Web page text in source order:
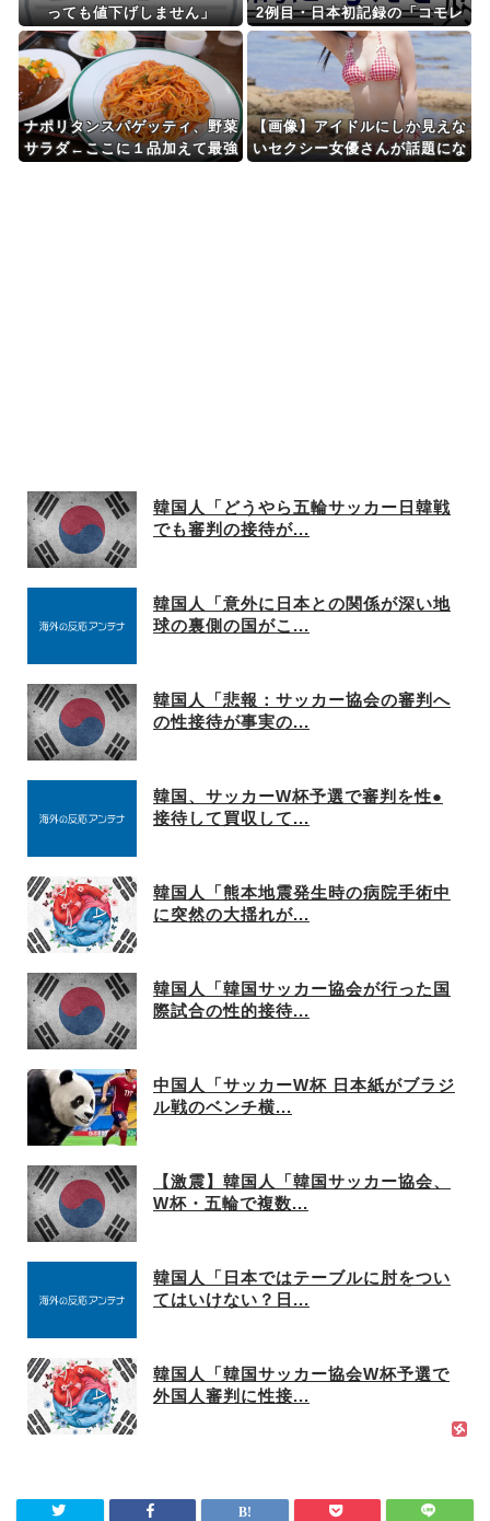
っても値下げしません」
2例目・日本初記録の「コモレ
ビアゴアマダイ」発見
ナポリタンスパゲッティ、野菜
サラダ←ここに１品加えて最強
【画像】アイドルにしか見えな
いセクシー女優さんが話題にな
韓国人「どうやら五輪サッカー日韓戦
でも審判の接待が...
韓国人「意外に日本との関係が深い地
球の裏側の国がこ...
韓国人「悲報：サッカー協会の審判へ
の性接待が事実の...
韓国、サッカーW杯予選で審判を性●
接待して買収して...
韓国人「熊本地震発生時の病院手術中
に突然の大揺れが...
韓国人「韓国サッカー協会が行った国
際試合の性的接待...
中国人「サッカーW杯 日本紙がブラジ
ル戦のベンチ横...
【激震】韓国人「韓国サッカー協会、
W杯・五輪で複数...
韓国人「日本ではテーブルに肘をつい
てはいけない？日...
韓国人「韓国サッカー協会W杯予選で
外国人審判に性接...